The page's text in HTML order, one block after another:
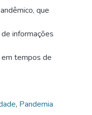
que
informações
tempos de
, Pandemia